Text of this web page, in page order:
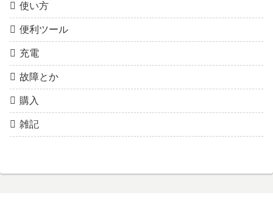
使い方
便利ツール
充電
故障とか
購入
雑記